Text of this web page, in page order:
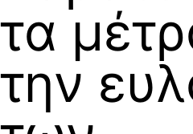
τα
την